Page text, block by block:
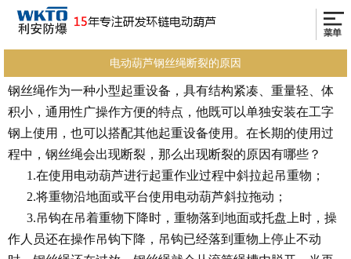
电动葫芦钢丝绳断裂的原因
钢丝绳作为一种小型起重设备，具有结构紧凑、重量轻、体
积小，通用性广操作方便的特点，他既可以单独安装在工字
钢上使用，也可以搭配其他起重设备使用。在长期的使用过
程中，钢丝绳会出现断裂，那么出现断裂的原因有哪些？
1.在使用电动葫芦进行起重作业过程中斜拉起吊重物；
2.将重物沿地面或平台使用电动葫芦斜拉拖动；
3.吊钩在吊着重物下降时，重物落到地面或托盘上时，操
作人员还在操作吊钩下降，吊钩已经落到重物上停止不动